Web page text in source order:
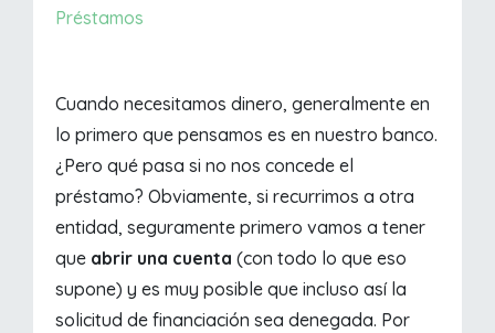
Préstamos
Cuando necesitamos dinero, generalmente en
lo primero que pensamos es en nuestro banco.
¿Pero qué pasa si no nos concede el
préstamo? Obviamente, si recurrimos a otra
entidad, seguramente primero vamos a tener
que abrir una cuenta (con todo lo que eso
supone) y es muy posible que incluso así la
solicitud de financiación sea denegada. Por